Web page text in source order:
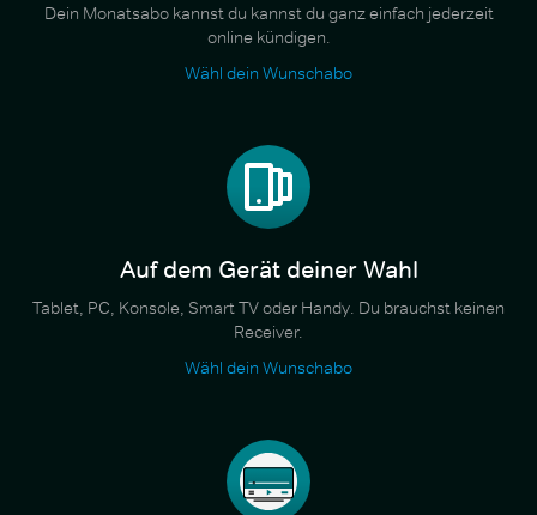
Dein Monatsabo kannst du kannst du ganz einfach jederzeit
online kündigen.
Wähl dein Wunschabo
Auf dem Gerät deiner Wahl
Tablet, PC, Konsole, Smart TV oder Handy. Du brauchst keinen
Receiver.
Wähl dein Wunschabo